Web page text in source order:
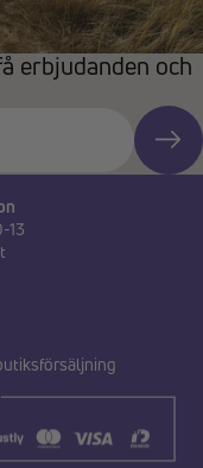
erbjudanden och
13